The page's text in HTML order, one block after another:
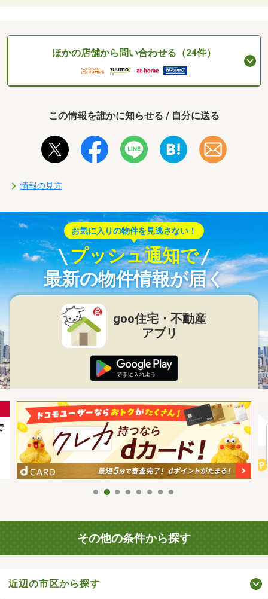
ほかの店舗から問い合わせる（24件）
この情報を誰かに知らせる / 自分に送る
情報の見方
お気に入りの物件を見逃さない！
プッシュ通知で
最新の物件情報が届く
goo住宅・不動産
アプリ
その他の条件から探す
近辺の市区から探す